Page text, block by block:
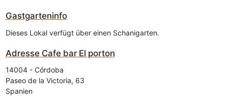
Gastgarteninfo
Dieses Lokal verfügt über einen Schanigarten.
Adresse Cafe bar El porton
14004- Córdoba
Paseo de la Victoria, 63
Spanien